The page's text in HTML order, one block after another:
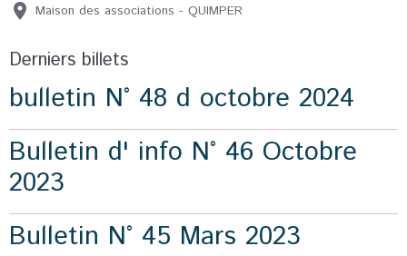
Maison des associations - QUIMPER
Derniers billets
bulletin N° 48 d octobre 2024
Bulletin d' info N° 46 Octobre
2023
Bulletin N° 45 Mars 2023